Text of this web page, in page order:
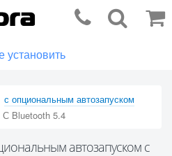
установить
с опциональным автозапуском
С Bluetooth 5.4
автозапуском с